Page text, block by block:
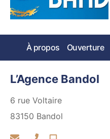
À propos Ouverture
L’Agence Bandol
6 rue Voltaire
83150 Bandol